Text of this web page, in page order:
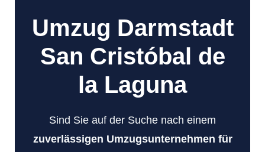
Umzug Darmstadt
San Cristóbal de
la Laguna
Sind Sie auf der Suche nach einem
zuverlässigen Umzugsunternehmen für